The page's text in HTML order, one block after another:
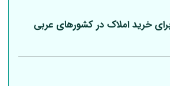
خرید املاک در کشورهای عربی